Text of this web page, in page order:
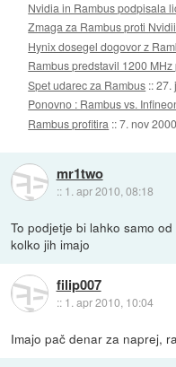
Nvidia in Rambus podpisala
Zmaga za Rambus proti Nvidii
Hynix dosegel dogovor z
Rambus predstavil 1200
Spet udarec za Rambus ::27.
Ponovno : Rambus vs.
Rambus profitira ::7. nov 2000
mr1two
:: 1. apr 2010, 08:18
To podjetje bi lahko samo
kolko jih imajo
filip007
:: 1. apr 2010, 10:04
Imajo pač denar za naprej,